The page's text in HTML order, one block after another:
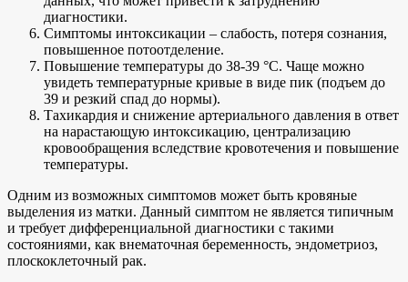
диагностики.
Симптомы интоксикации – слабость, потеря сознания,
повышенное потоотделение.
Повышение температуры до 38-39 °С. Чаще можно
увидеть температурные кривые в виде пик (подъем до
39 и резкий спад до нормы).
Тахикардия и снижение артериального давления в ответ
на нарастающую интоксикацию, централизацию
кровообращения вследствие кровотечения и повышение
температуры.
Одним из возможных симптомов может быть кровяные
выделения из матки. Данный симптом не является типичным
и требует дифференциальной диагностики с такими
состояниями, как внематочная беременность, эндометриоз,
плоскоклеточный рак.